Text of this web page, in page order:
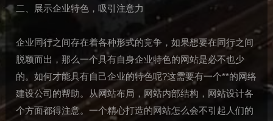
二、展示企业特色，吸引注意力
企业同行之间存在着各种形式的竞争，如果想要在同行之间
脱颖而出，那么一个具有自身企业特色的网站是必不也少
的。如何才能具有自己企业的特色呢?这需要有一个**的网络
建设公司的帮助。从网站布局，网站内部结构，网站设计各
个方面都得注意。一个精心打造的网站怎么会不引起人们的